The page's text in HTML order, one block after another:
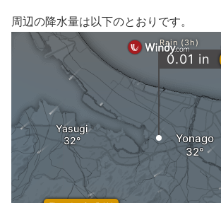
周辺の降水量は以下のとおりです。